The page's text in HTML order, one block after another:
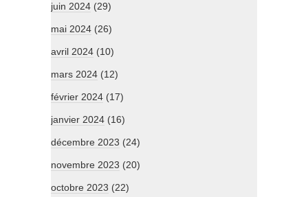
juin 2024 (29)
mai 2024 (26)
avril 2024 (10)
mars 2024 (12)
février 2024 (17)
janvier 2024 (16)
décembre 2023 (24)
novembre 2023 (20)
octobre 2023 (22)